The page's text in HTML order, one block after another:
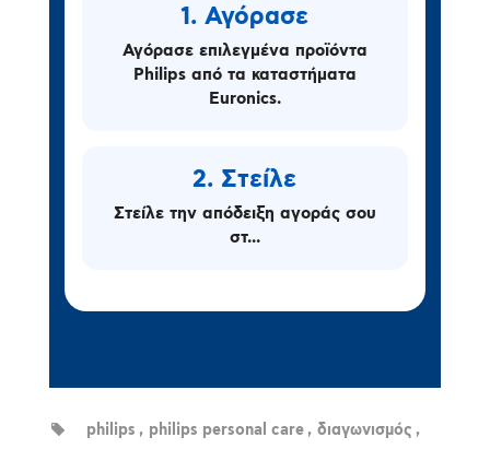
1. Αγόρασε
Αγόρασε επιλεγμένα προϊόντα
Philips από τα καταστήματα
Euronics.
2. Στείλε
Στείλε την απόδειξη αγοράς σου
στ...
philips , philips personal care , διαγωνισμός ,